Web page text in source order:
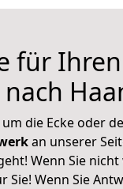
für
die Ecke oder
an unserer
Wenn Sie
Sie! Wenn Sie